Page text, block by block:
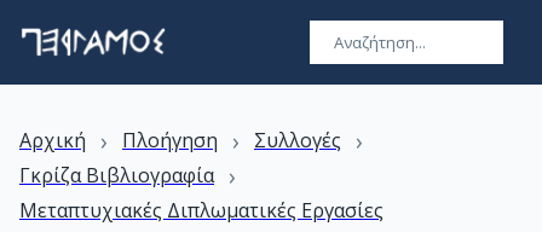
Αρχική › Πλοήγηση › Συλλογές ›
Γκρίζα Βιβλιογραφία ›
Μεταπτυχιακές Διπλωματικές Εργασίες